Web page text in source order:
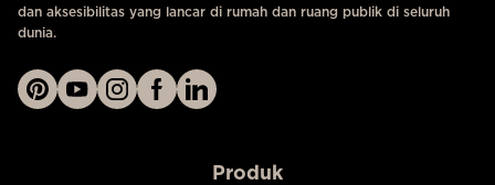
dan aksesibilitas yang lancar di rumah dan ruang publik di seluruh
dunia.
Produk